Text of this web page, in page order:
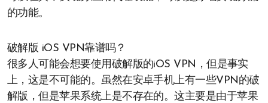
的功能。
破解版 iOS VPN靠谱吗？
很多人可能会想要使用破解版的iOS VPN，但是事实
上，这是不可能的。虽然在安卓手机上有一些VPN的破
解版，但是苹果系统上是不存在的。这主要是由于苹果